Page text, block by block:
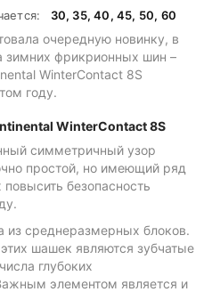
30, 35, 40, 45, 50, 60
очередную новинку, в
зимних фрикрионных шин –
WinterContact 8S
году.
WinterContact 8S
симметричный узор
простой, но имеющий ряд
безопасность
из среднеразмерных блоков.
шашек являются зубчатые
глубоких
элементом является и